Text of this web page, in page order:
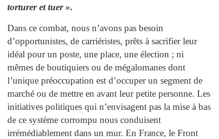
torturer et tuer ».
Dans ce combat, nous n’avons pas besoin
d’opportunistes, de carriéristes, prêts à sacrifier leur
idéal pour un poste, une place, une élection ; ni
mêmes de boutiquiers ou de mégalomanes dont
l’unique préoccupation est d’occuper un segment de
marché ou de mettre en avant leur petite personne. Les
initiatives politiques qui n’envisagent pas la mise à bas
de ce système corrompu nous conduisent
irrémédiablement dans un mur. En France, le Front